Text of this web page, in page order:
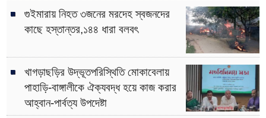
গুইমারায় নিহত ৩জনের মরদেহ স্বজনদের
কাছে হস্তান্তর,১৪৪ ধারা বলবৎ
খাগড়াছড়ির উদ্ভূতপরিস্থিতি মোকাবেলায়
পাহাড়ি-বাঙ্গালীকে ঐক্যবদ্ধ হয়ে কাজ করার
আহ্বান-পার্বত্য উপদেষ্টা